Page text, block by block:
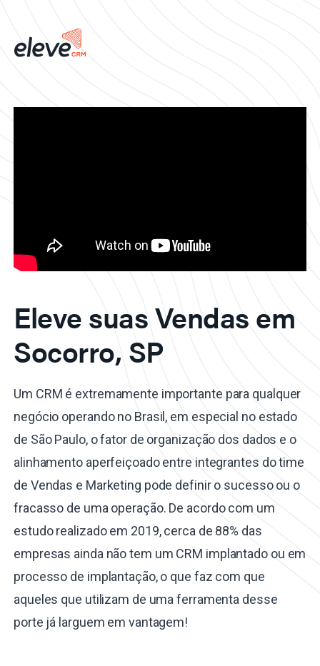
Eleve suas Vendas em
Socorro, SP
Um CRM é extremamente importante para qualquer
negócio operando no Brasil, em especial no estado
de São Paulo, o fator de organização dos dados e o
alinhamento aperfeiçoado entre integrantes do time
de Vendas e Marketing pode definir o sucesso ou o
fracasso de uma operação. De acordo com um
estudo realizado em 2019, cerca de 88% das
empresas ainda não tem um CRM implantado ou em
processo de implantação, o que faz com que
aqueles que utilizam de uma ferramenta desse
porte já larguem em vantagem!